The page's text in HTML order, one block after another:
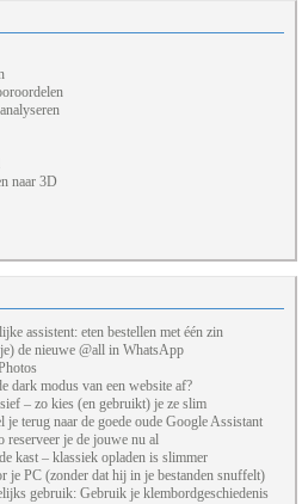
naar 3D
assistent: eten bestellen met één zin
de nieuwe @all in WhatsApp
dark modus van een website af?
– zo kies (en gebruikt) je ze slim
je terug naar de goede oude Google Assistant
reserveer je de jouwe nu al
kast – klassiek opladen is slimmer
je PC (zonder dat hij in je bestanden snuffelt)
gebruik: Gebruik je klembordgeschiedenis